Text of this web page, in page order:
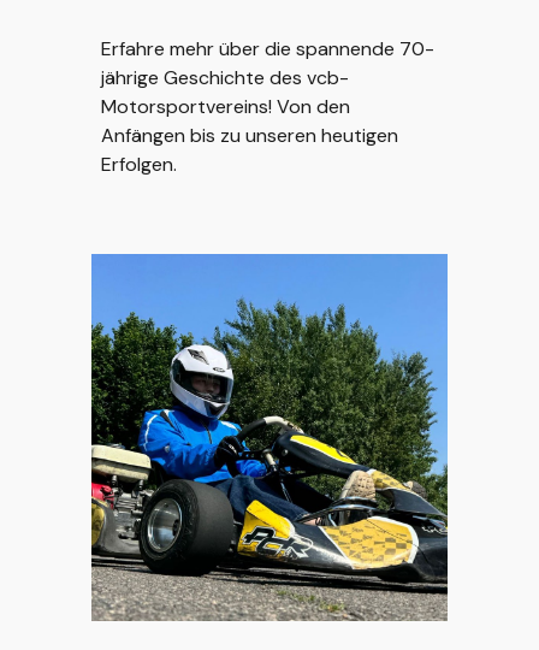
Erfahre mehr über die spannende 70-
jährige Geschichte des vcb-
Motorsportvereins! Von den
Anfängen bis zu unseren heutigen
Erfolgen.